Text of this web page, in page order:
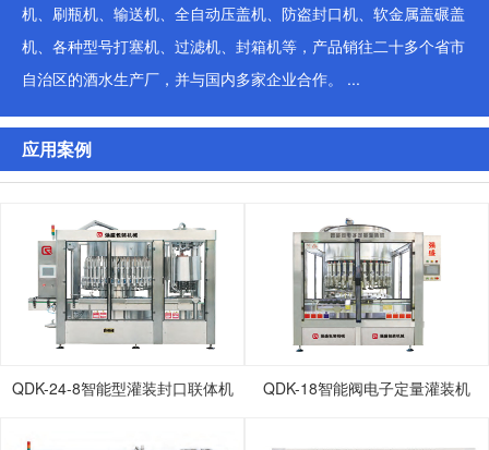
机、刷瓶机、输送机、全自动压盖机、防盗封口机、软金属盖碾盖
机、各种型号打塞机、过滤机、封箱机等，产品销往二十多个省市
自治区的酒水生产厂，并与国内多家企业合作。 ...
应用案例
QDK-24-8智能型灌装封口联体机 QDK-18智能阀电子定量灌装机